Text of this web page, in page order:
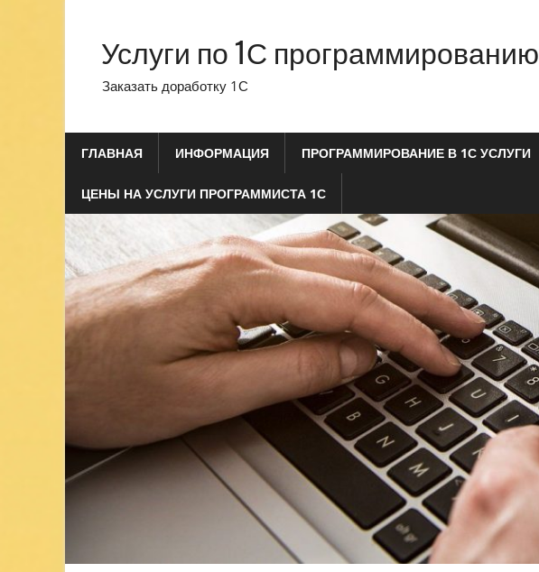
содержимому
Услуги по 1С программированию
Заказать доработку 1С
ГЛАВНАЯ ИНФОРМАЦИЯ ПРОГРАММИРОВАНИЕ В 1С УСЛУГИ
ЦЕНЫ НА УСЛУГИ ПРОГРАММИСТА 1С